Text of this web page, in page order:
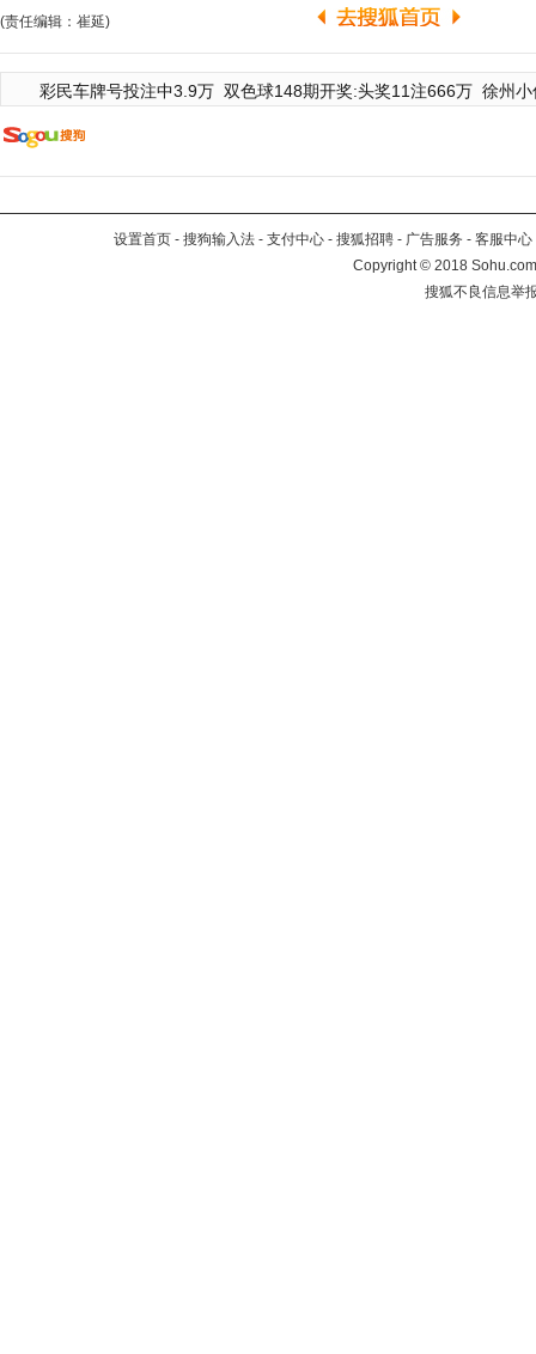
(责任编辑：崔延)
彩民车牌号投注中3.9万 双色球148期开奖:头奖11注666万 徐州
设置首页 - 搜狗输入法 - 支付中心 - 搜狐招聘 - 广告服务 - 客服中心
Copyright©2018
搜狐不良信息举